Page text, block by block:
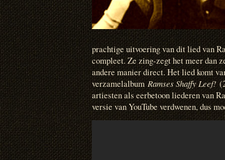
prachtige uitvoering van dit lied van
compleet. Ze zing-zegt het meer dan
andere manier direct. Het lied komt
verzamelalbumRamses Shaffy Leef!
artiesten als eerbetoon liederen van
versie van YouTube verdwenen, dus